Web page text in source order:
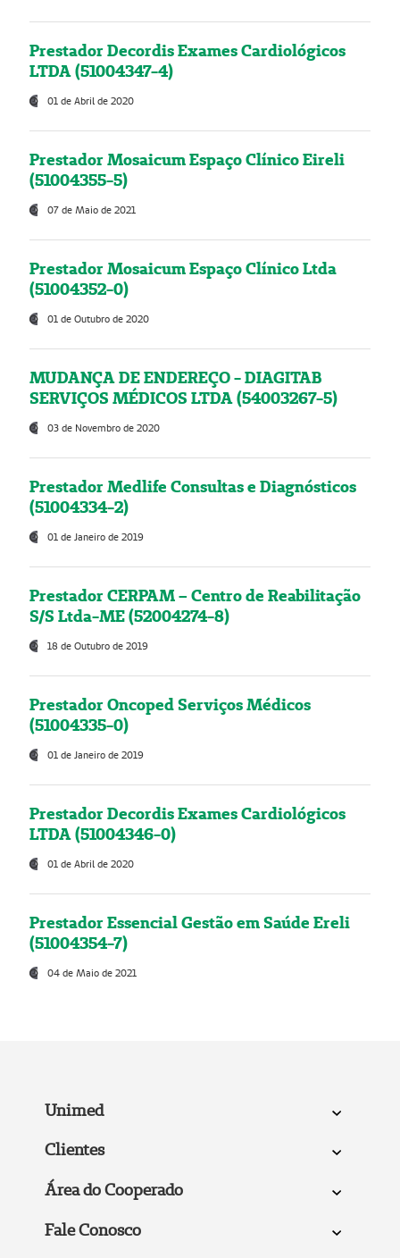
Prestador Decordis Exames Cardiológicos
LTDA (51004347-4)
01 de Abril de 2020
Prestador Mosaicum Espaço Clínico Eireli
(51004355-5)
07 de Maio de 2021
Prestador Mosaicum Espaço Clínico Ltda
(51004352-0)
01 de Outubro de 2020
MUDANÇA DE ENDEREÇO - DIAGITAB
SERVIÇOS MÉDICOS LTDA (54003267-5)
03 de Novembro de 2020
Prestador Medlife Consultas e Diagnósticos
(51004334-2)
01 de Janeiro de 2019
Prestador CERPAM – Centro de Reabilitação
S/S Ltda-ME (52004274-8)
18 de Outubro de 2019
Prestador Oncoped Serviços Médicos
(51004335-0)
01 de Janeiro de 2019
Prestador Decordis Exames Cardiológicos
LTDA (51004346-0)
01 de Abril de 2020
Prestador Essencial Gestão em Saúde Ereli
(51004354-7)
04 de Maio de 2021
Unimed
Clientes
Área do Cooperado
Fale Conosco